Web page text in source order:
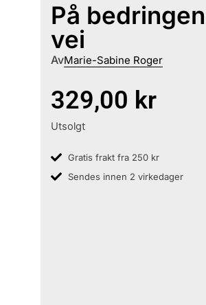
På
vei
AvMarie-Sabine Roger
329,00 kr
Utsolgt
Gratis frakt fra 250 kr
Sendes innen 2 virkedager